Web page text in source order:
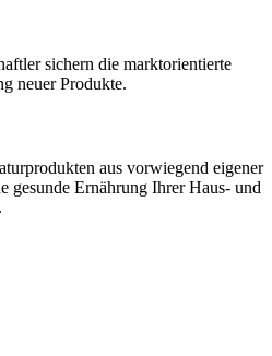
sichern die marktorientierte
neuer Produkte.
aus vorwiegend eigener
gesunde Ernährung Ihrer Haus- und